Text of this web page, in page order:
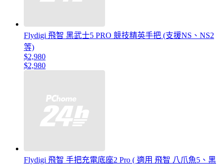
Flydigi 飛智 黑武士5 PRO 競技精英手把 (支援NS、NS2
等)
$2,980
$2,980
Flydigi 飛智 手把充電底座2 Pro ( 適用 飛智 八爪魚5、黑